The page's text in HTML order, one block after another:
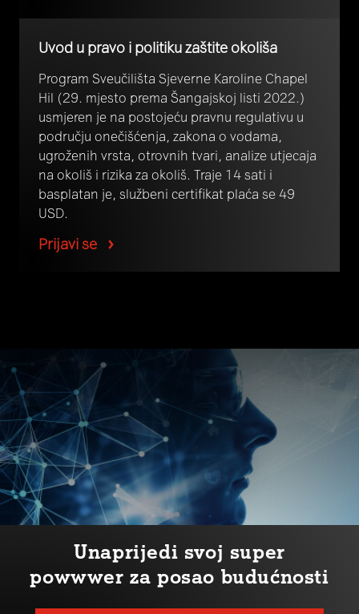
Uvod u pravo i politiku zaštite okoliša
Program Sveučilišta Sjeverne Karoline Chapel
Hil (29. mjesto prema Šangajskoj listi 2022.)
usmjeren je na postojeću pravnu regulativu u
području onečišćenja, zakona o vodama,
ugroženih vrsta, otrovnih tvari, analize utjecaja
na okoliš i rizika za okoliš. Traje 14 sati i
basplatan je, službeni certifikat plaća se 49
USD.
Prijavi se
Unaprijedi svoj super
powwwer za posao budućnosti